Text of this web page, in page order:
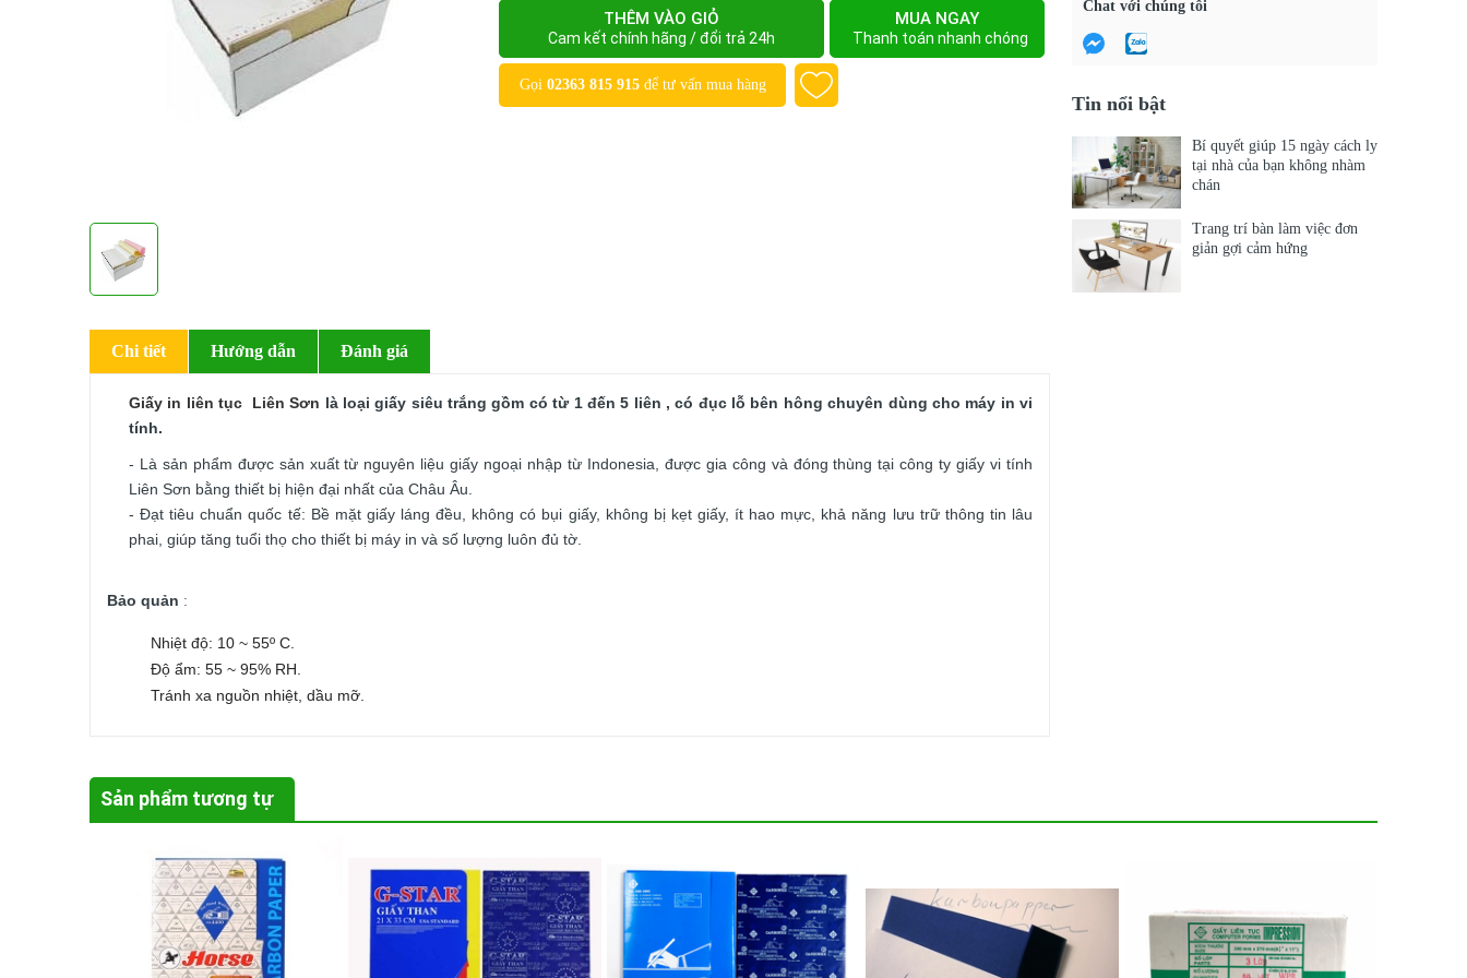
THÊM VÀO GIỎ
Cam kết chính hãng / đổi trả 24h
MUA NGAY
Thanh toán nhanh chóng
Gọi 02363 815 915để tư vấn mua hàng
Chi tiết Hướng dẫn Đánh giá
Giấy in liên tục Liên Sơn là loại giấy siêu trắng gồm có từ 1 đến 5 liên , có đục lỗ bên hông chuyên dùng cho máy in vi
tính.
- Là sản phẩm được sản xuất từ nguyên liệu giấy ngoại nhập từ Indonesia, được gia công và đóng thùng tại công ty giấy vi tính
Liên Sơn bằng thiết bị hiện đại nhất của Châu Âu.
- Đạt tiêu chuẩn quốc tế: Bề mặt giấy láng đều, không có bụi giấy, không bị kẹt giấy, ít hao mực, khả năng lưu trữ thông tin lâu
phai, giúp tăng tuổi thọ cho thiết bị máy in và số lượng luôn đủ tờ.
Bảo quản :
Nhiệt độ: 10 ~ 55º C.
Độ ẩm: 55 ~ 95% RH.
Tránh xa nguồn nhiệt, dầu mỡ.
Chat với chúng tôi
Tin nổi bật
Bí quyết giúp 15 ngày cách ly
tại nhà của bạn không nhàm
chán
Trang trí bàn làm việc đơn
giản gợi cảm hứng
Sản phẩm tương tự